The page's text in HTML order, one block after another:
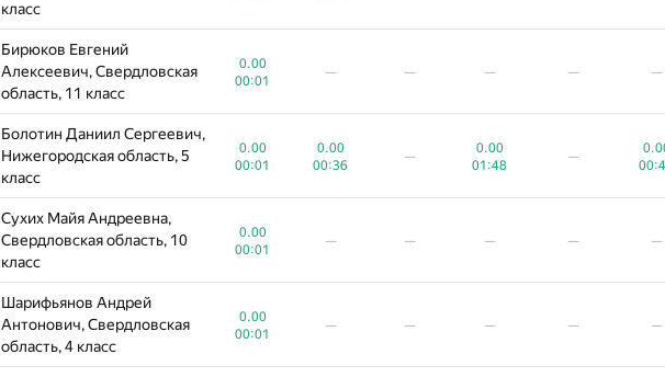
класс
Бирюков Евгений
Алексеевич, Свердловская
область, 11 класс
0.00
00:01
— — — — —
Болотин Даниил Сергеевич,
Нижегородская область, 5
класс
0.00
00:01
0.00
00:36
—
0.00
01:48
—
Сухих Майя Андреевна,
Свердловская область, 10
класс
0.00
00:01
— — — — —
Шарифьянов Андрей
Антонович, Свердловская
область, 4 класс
0.00
00:01
— — — — —